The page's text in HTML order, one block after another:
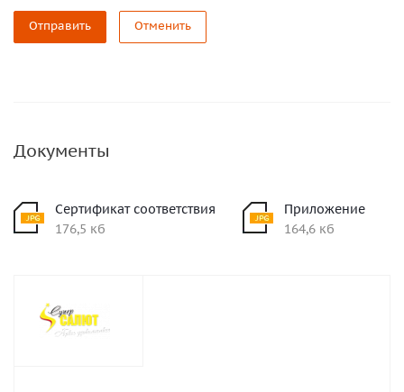
Отправить Отменить
Документы
Сертификат соответствия
176,5 кб
Приложение
164,6 кб